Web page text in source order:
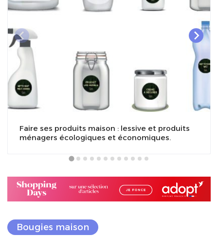
Faire ses produits maison : lessive et produits
ménagers écologiques et économiques.
Bougies maison